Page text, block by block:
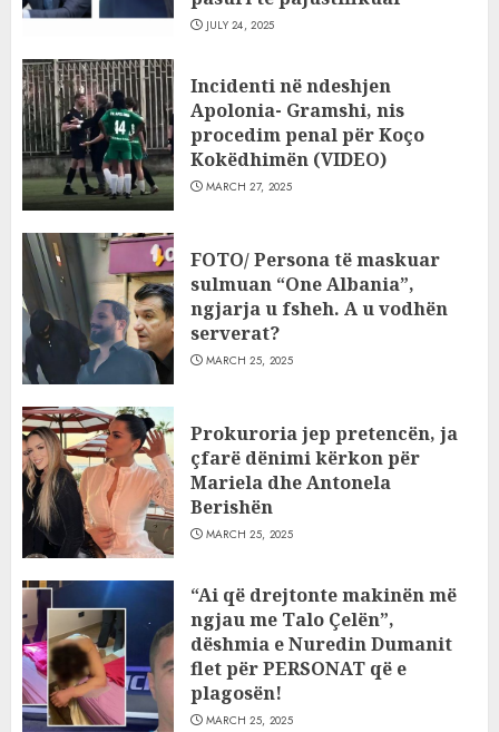
JULY 24, 2025
Incidenti në ndeshjen
Apolonia- Gramshi, nis
procedim penal për Koço
Kokëdhimën (VIDEO)
MARCH 27, 2025
FOTO/ Persona të maskuar
sulmuan “One Albania”,
ngjarja u fsheh. A u vodhën
serverat?
MARCH 25, 2025
Prokuroria jep pretencën, ja
çfarë dënimi kërkon për
Mariela dhe Antonela
Berishën
MARCH 25, 2025
“Ai që drejtonte makinën më
ngjau me Talo Çelën”,
dëshmia e Nuredin Dumanit
flet për PERSONAT që e
plagosën!
MARCH 25, 2025